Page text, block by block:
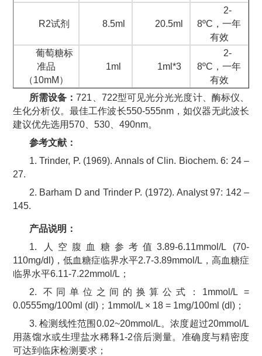
R2试剂 8.5ml 20.5ml
2-
8ºC，一年
有效
葡萄糖标
准品
（10mM）
1ml 1ml*3
2-
8ºC，一年
有效
所需设备：721 722型可见光分光光度计、酶标仪、
生化分析仪。最佳工作波长550-555nm，如仪器无此波长
建议优先选用570、 530、 490nm。
参考文献：
1. Trinder, P. (1969). Annals of Clin. Biochem. 6: 24 –
27.
2. Barham D and Trinder P. (1972). Analyst 97: 142 –
145.
产品说明：
1.
人空腹血糖参考值3.89-6.11mmol/L (70-
110mg/dl)，低血糖症临界水平2.7-3.89mmol/L ，高血糖症
临界水平6.11-7.22mmol/L ；
2. 不同单位之间的换算公式： 1mmol/L =
0.0555mg/100ml (dl)； 1mmol/L × 18 = 1mg/100ml (dl)；
3.检测线性范围 0.02~20mmol/L。浓度超过20mmol/L
用蒸馏水或生理盐水稀释1-2倍后测量。准确度与精密度
可达到临床检测要求；